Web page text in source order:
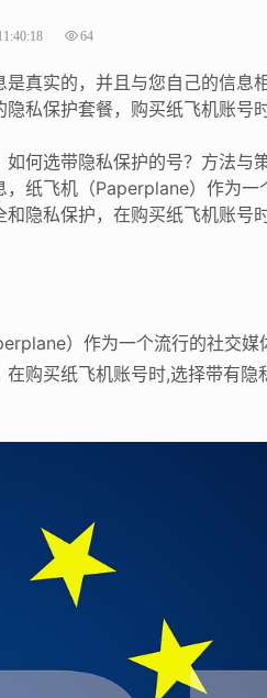
64
真实的，并且与您自己的信息
私保护套餐，购买纸飞机账号
何选带隐私保护的号？方法与
纸飞机（Paperplane）作为一
隐私保护，在购买纸飞机账号
）作为一个流行的社交媒
购买纸飞机账号时,选择带有隐